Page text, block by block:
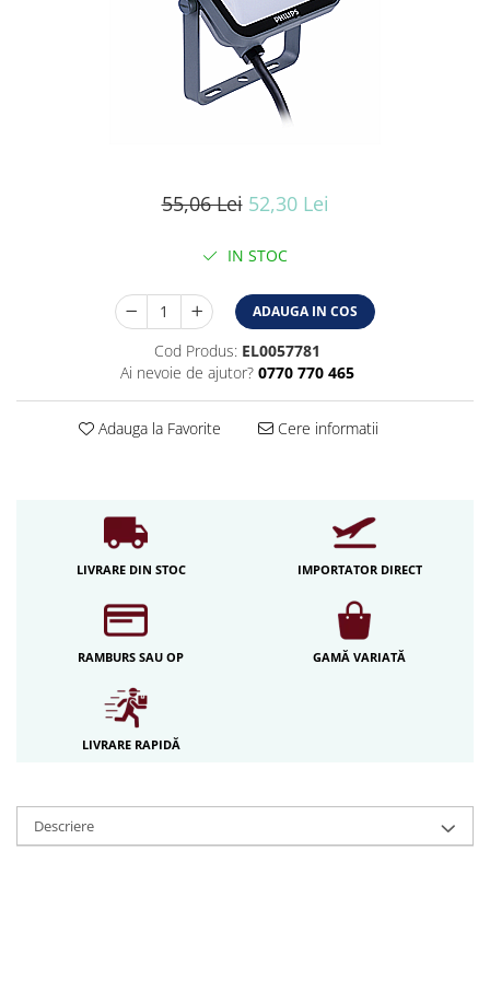
Becuri LED cu filament
Corpuri de emergenta
Uncategorized
Aplica LED
Fotosenzori si Senzori de miscare
Sina Magnetica Slim LIMBO
Iluminat decorativ de Craciun
55,06 Lei 52,30 Lei
IN STOC
ADAUGA IN COS
Cod Produs: EL0057781
Ai nevoie de ajutor? 0770 770 465
Adauga la Favorite Cere informatii
LIVRARE DIN STOC IMPORTATOR DIRECT
RAMBURS SAU OP GAMĂ VARIATĂ
LIVRARE RAPIDĂ
Descriere